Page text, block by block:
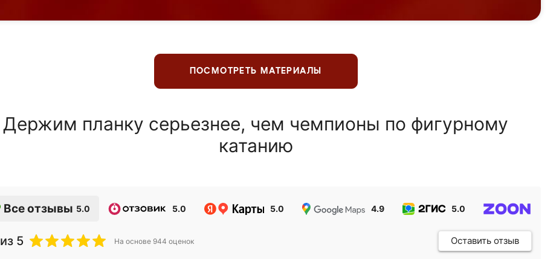
ПОСМОТРЕТЬ МАТЕРИАЛЫ
Держим планку серьезнее, чем чемпионы по фигурному
катанию
Все отзывы 5.0 5.0 5.0 4.9 5.0
из 5 На основе 944 оценок Оставить отзыв